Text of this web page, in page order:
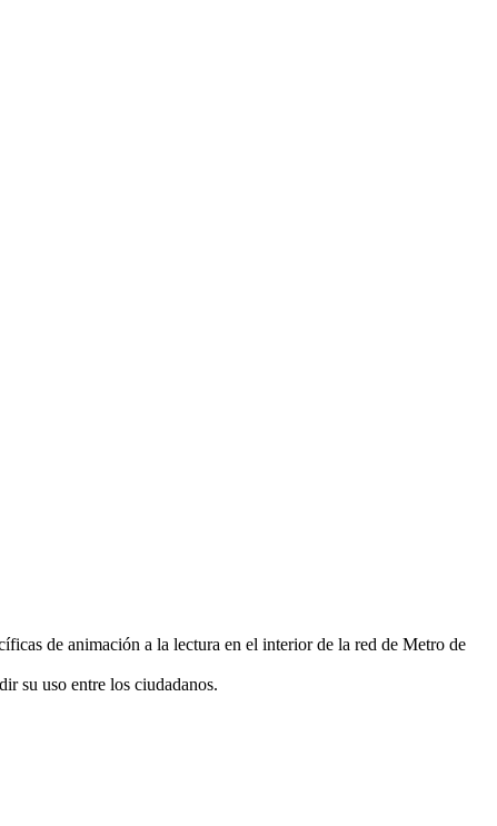
de animación a la lectura en el interior de la red de Metro de
su uso entre los ciudadanos.